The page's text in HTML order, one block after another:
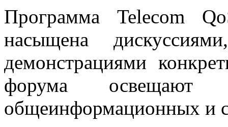
Программа Telecom
насыщена
демонстрациями
форума освещают
общеинформационных и